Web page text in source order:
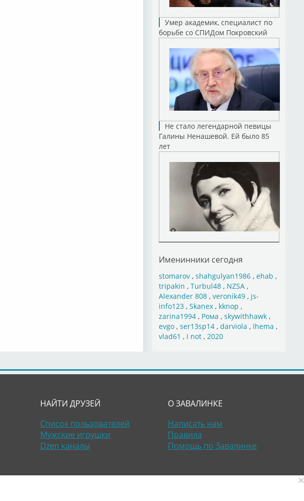
Умер академик, специалист по
борьбе со СПИДом Покровский
Не стало легендарной певицы
Галины Ненашевой. Ей было 85
лет
Именинники сегодня
stomarov, shahgulyan1986, ehab ,
tripakin , Turbul48, NZSA,
Alexander 808, veronik49, js-
info123, Skanex, kknop ,
zarina1994, Рома , skywithhawk,
evgo, ser13sp14, darviola , Ihema ,
vlad61 , I not, 2020
НАЙТИ ДРУЗЕЙ
Список пользователей
Мужские игрушки
Dzen каналы
О ЗАВАЛИНКЕ
Написать нам
Правила
Помощь по Завалинке
×